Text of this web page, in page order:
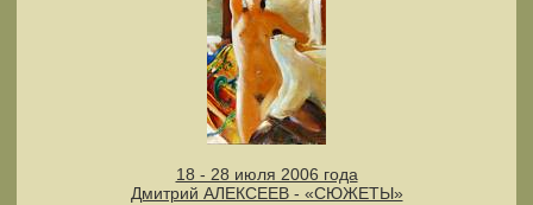
18 - 28 июля 2006 года
Дмитрий АЛЕКСЕЕВ - «СЮЖЕТЫ»